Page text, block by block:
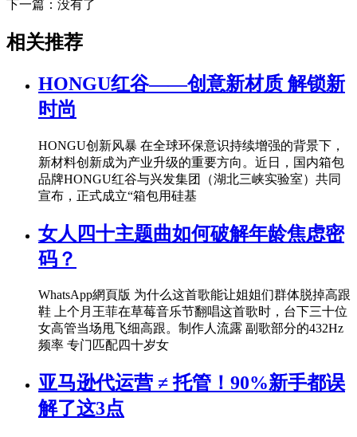
下一篇：没有了
相关推荐
HONGU红谷——创意新材质 解锁新
时尚
HONGU创新风暴 在全球环保意识持续增强的背景下，
新材料创新成为产业升级的重要方向。近日，国内箱包
品牌HONGU红谷与兴发集团（湖北三峡实验室）共同
宣布，正式成立“箱包用硅基
女人四十主题曲如何破解年龄焦虑密
码？
WhatsApp網頁版 为什么这首歌能让姐姐们群体脱掉高跟
鞋 上个月王菲在草莓音乐节翻唱这首歌时，台下三十位
女高管当场甩飞细高跟。制作人流露 副歌部分的432Hz
频率 专门匹配四十岁女
亚马逊代运营 ≠ 托管！90%新手都误
解了这3点